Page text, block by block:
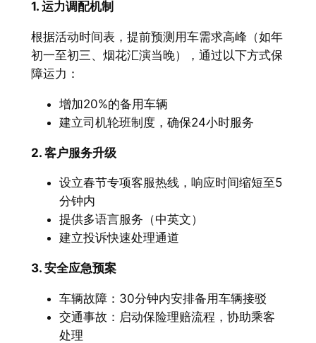
1. 运力调配机制
根据活动时间表，提前预测用车需求高峰（如年
初一至初三、烟花汇演当晚），通过以下方式保
障运力：
增加20%的备用车辆
建立司机轮班制度，确保24小时服务
2. 客户服务升级
设立春节专项客服热线，响应时间缩短至5
分钟内
提供多语言服务（中英文）
建立投诉快速处理通道
3. 安全应急预案
车辆故障：30分钟内安排备用车辆接驳
交通事故：启动保险理赔流程，协助乘客
处理